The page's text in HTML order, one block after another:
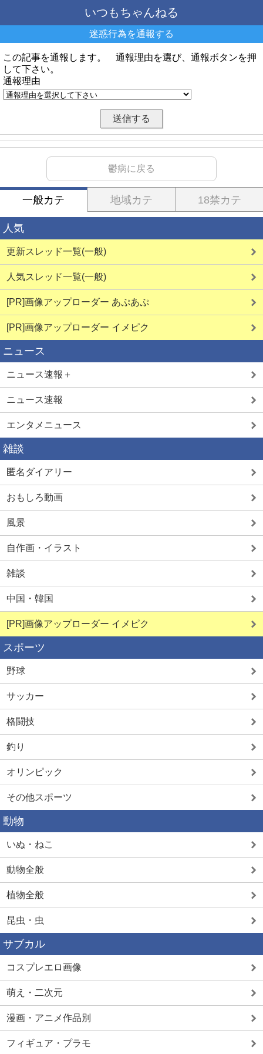
いつもちゃんねる
迷惑行為を通報する
この記事を通報します。 通報理由を選び、通報ボタンを押
して下さい。
通報理由
鬱病に戻る
一般カテ 地域カテ 18禁カテ
人気
更新スレッド一覧(一般)
人気スレッド一覧(一般)
[PR]画像アップローダー あぷあぷ
[PR]画像アップローダー イメピク
ニュース
ニュース速報＋
ニュース速報
エンタメニュース
雑談
匿名ダイアリー
おもしろ動画
風景
自作画・イラスト
雑談
中国・韓国
[PR]画像アップローダー イメピク
スポーツ
野球
サッカー
格闘技
釣り
オリンピック
その他スポーツ
動物
いぬ・ねこ
動物全般
植物全般
昆虫・虫
サブカル
コスプレエロ画像
萌え・二次元
漫画・アニメ作品別
フィギュア・プラモ